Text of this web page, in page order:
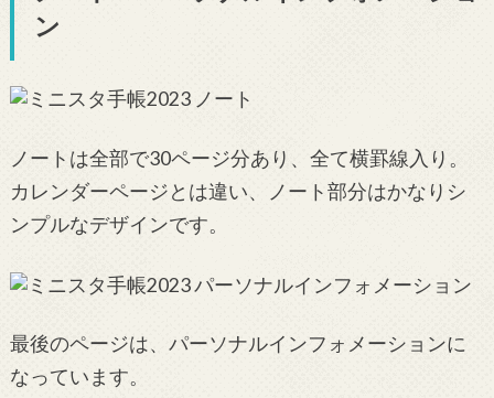
ン
ノートは全部で30ページ分あり、全て横罫線入り。
カレンダーページとは違い、ノート部分はかなりシ
ンプルなデザインです。
最後のページは、パーソナルインフォメーションに
なっています。